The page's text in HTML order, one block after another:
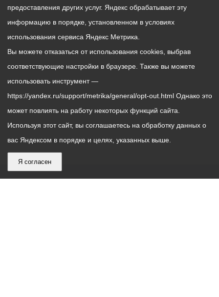
предоставления других услуг. Яндекс обрабатывает эту
информацию в порядке, установленном в условиях
использования сервиса Яндекс Метрика.
Вы можете отказаться от использования cookies, выбрав
соответствующие настройки в браузере. Также вы можете
использовать инструмент —
https://yandex.ru/support/metrika/general/opt-out.html Однако это
может повлиять на работу некоторых функций сайта.
Используя этот сайт, вы соглашаетесь на обработку данных о
вас Яндексом в порядке и целях, указанных выше.
Я согласен